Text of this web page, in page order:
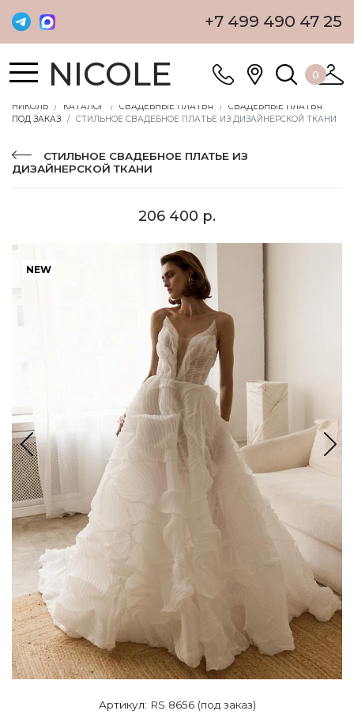
+7 499 490 47 25
NICOLE 0
НИКОЛЬ КАТАЛОГ СВАДЕБНЫЕ ПЛАТЬЯ
СВАДЕБНЫЕ ПЛАТЬЯ
ПОД ЗАКАЗ
СТИЛЬНОЕ СВАДЕБНОЕ ПЛАТЬЕ ИЗ ДИЗАЙНЕРСКОЙ ТКАНИ
СТИЛЬНОЕ СВАДЕБНОЕ ПЛАТЬЕ ИЗ
ДИЗАЙНЕРСКОЙ ТКАНИ
206 400 р.
NEW
Артикул: RS 8656 (под заказ)